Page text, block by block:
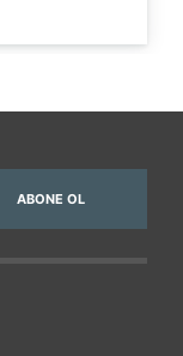
ABONE OL